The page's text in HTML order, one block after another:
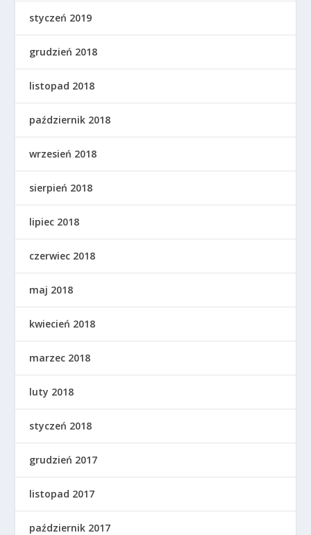
styczeń 2019
grudzień 2018
listopad 2018
październik 2018
wrzesień 2018
sierpień 2018
lipiec 2018
czerwiec 2018
maj 2018
kwiecień 2018
marzec 2018
luty 2018
styczeń 2018
grudzień 2017
listopad 2017
październik 2017